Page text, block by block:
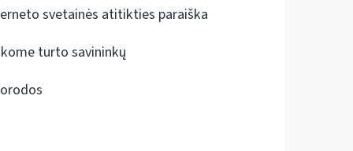
svetainės atitikties paraiška
turto savininkų